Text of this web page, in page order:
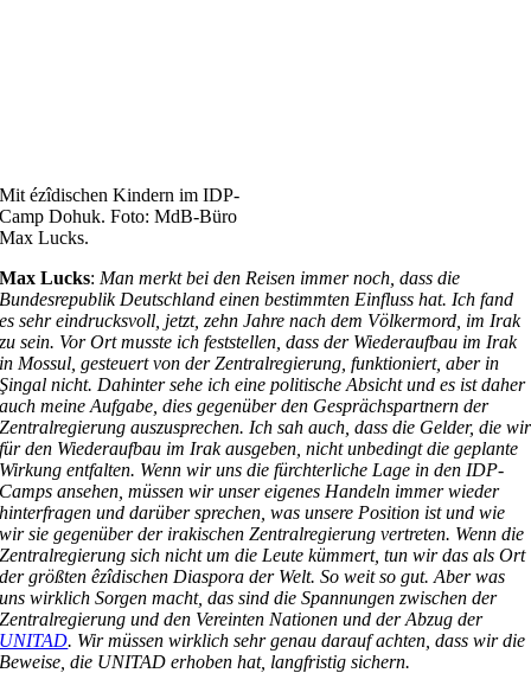
Mit ézîdischen Kindern im IDP-
Camp Dohuk. Foto: MdB-Büro
Max Lucks.
Max Lucks: Man merkt bei den Reisen immer noch, dass die
Bundesrepublik Deutschland einen bestimmten Einfluss hat. Ich fand
es sehr eindrucksvoll, jetzt, zehn Jahre nach dem Völkermord, im Irak
zu sein. Vor Ort musste ich feststellen, dass der Wiederaufbau im Irak
in Mossul, gesteuert von der Zentralregierung, funktioniert, aber in
Şingal nicht. Dahinter sehe ich eine politische Absicht und es ist daher
auch meine Aufgabe, dies gegenüber den Gesprächspartnern der
Zentralregierung auszusprechen. Ich sah auch, dass die Gelder, die wir
für den Wiederaufbau im Irak ausgeben, nicht unbedingt die geplante
Wirkung entfalten. Wenn wir uns die fürchterliche Lage in den IDP-
Camps ansehen, müssen wir unser eigenes Handeln immer wieder
hinterfragen und darüber sprechen, was unsere Position ist und wie
wir sie gegenüber der irakischen Zentralregierung vertreten. Wenn die
Zentralregierung sich nicht um die Leute kümmert, tun wir das als Ort
der größten êzîdischen Diaspora der Welt. So weit so gut. Aber was
uns wirklich Sorgen macht, das sind die Spannungen zwischen der
Zentralregierung und den Vereinten Nationen und der Abzug der
UNITAD. Wir müssen wirklich sehr genau darauf achten, dass wir die
Beweise, die UNITAD erhoben hat, langfristig sichern.